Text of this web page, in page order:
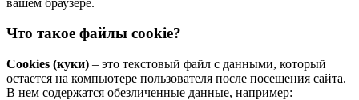
Что такое файлы cookie?
Cookies (куки) – это текстовый файл с данными, который
остается на компьютере пользователя после посещения сайта.
В нем содержатся обезличенные данные, например: